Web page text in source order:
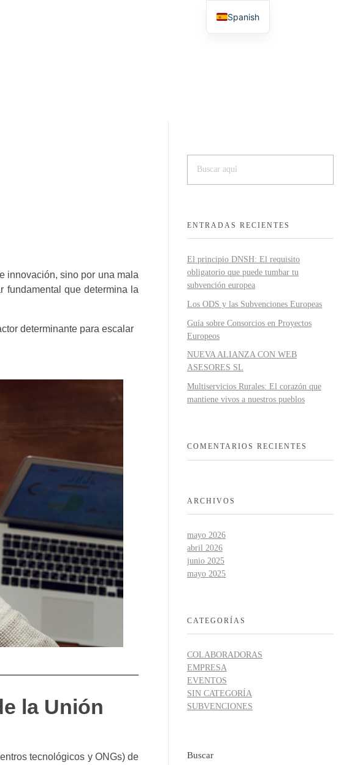
innovación, sino por una mala
fundamental que determina la
determinante para escalar
la Unión
tecnológicos y ONGs) de
ENTRADAS RECIENTES
El principio DNSH: El requisito
obligatorio que puede tumbar tu
subvención europea
Los ODS y las Subvenciones Europeas
Guía sobre Consorcios en Proyectos
Europeos
NUEVA ALIANZA CON WEB
ASESORES SL
Multiservicios Rurales: El corazón que
mantiene vivos a nuestros pueblos
COMENTARIOS RECIENTES
ARCHIVOS
mayo 2026
abril 2026
junio 2025
mayo 2025
CATEGORÍAS
COLABORADORAS
EMPRESA
EVENTOS
SIN CATEGORÍA
SUBVENCIONES
Buscar
Spanish